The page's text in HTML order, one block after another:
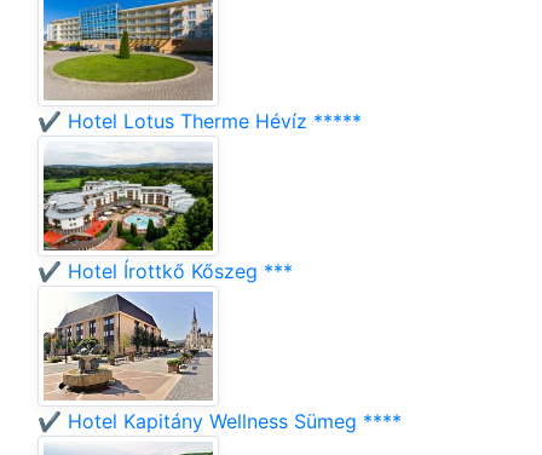
✔️ Hotel Lotus Therme Hévíz *****
✔️ Hotel Írottkő Kőszeg ***
✔️ Hotel Kapitány Wellness Sümeg ****